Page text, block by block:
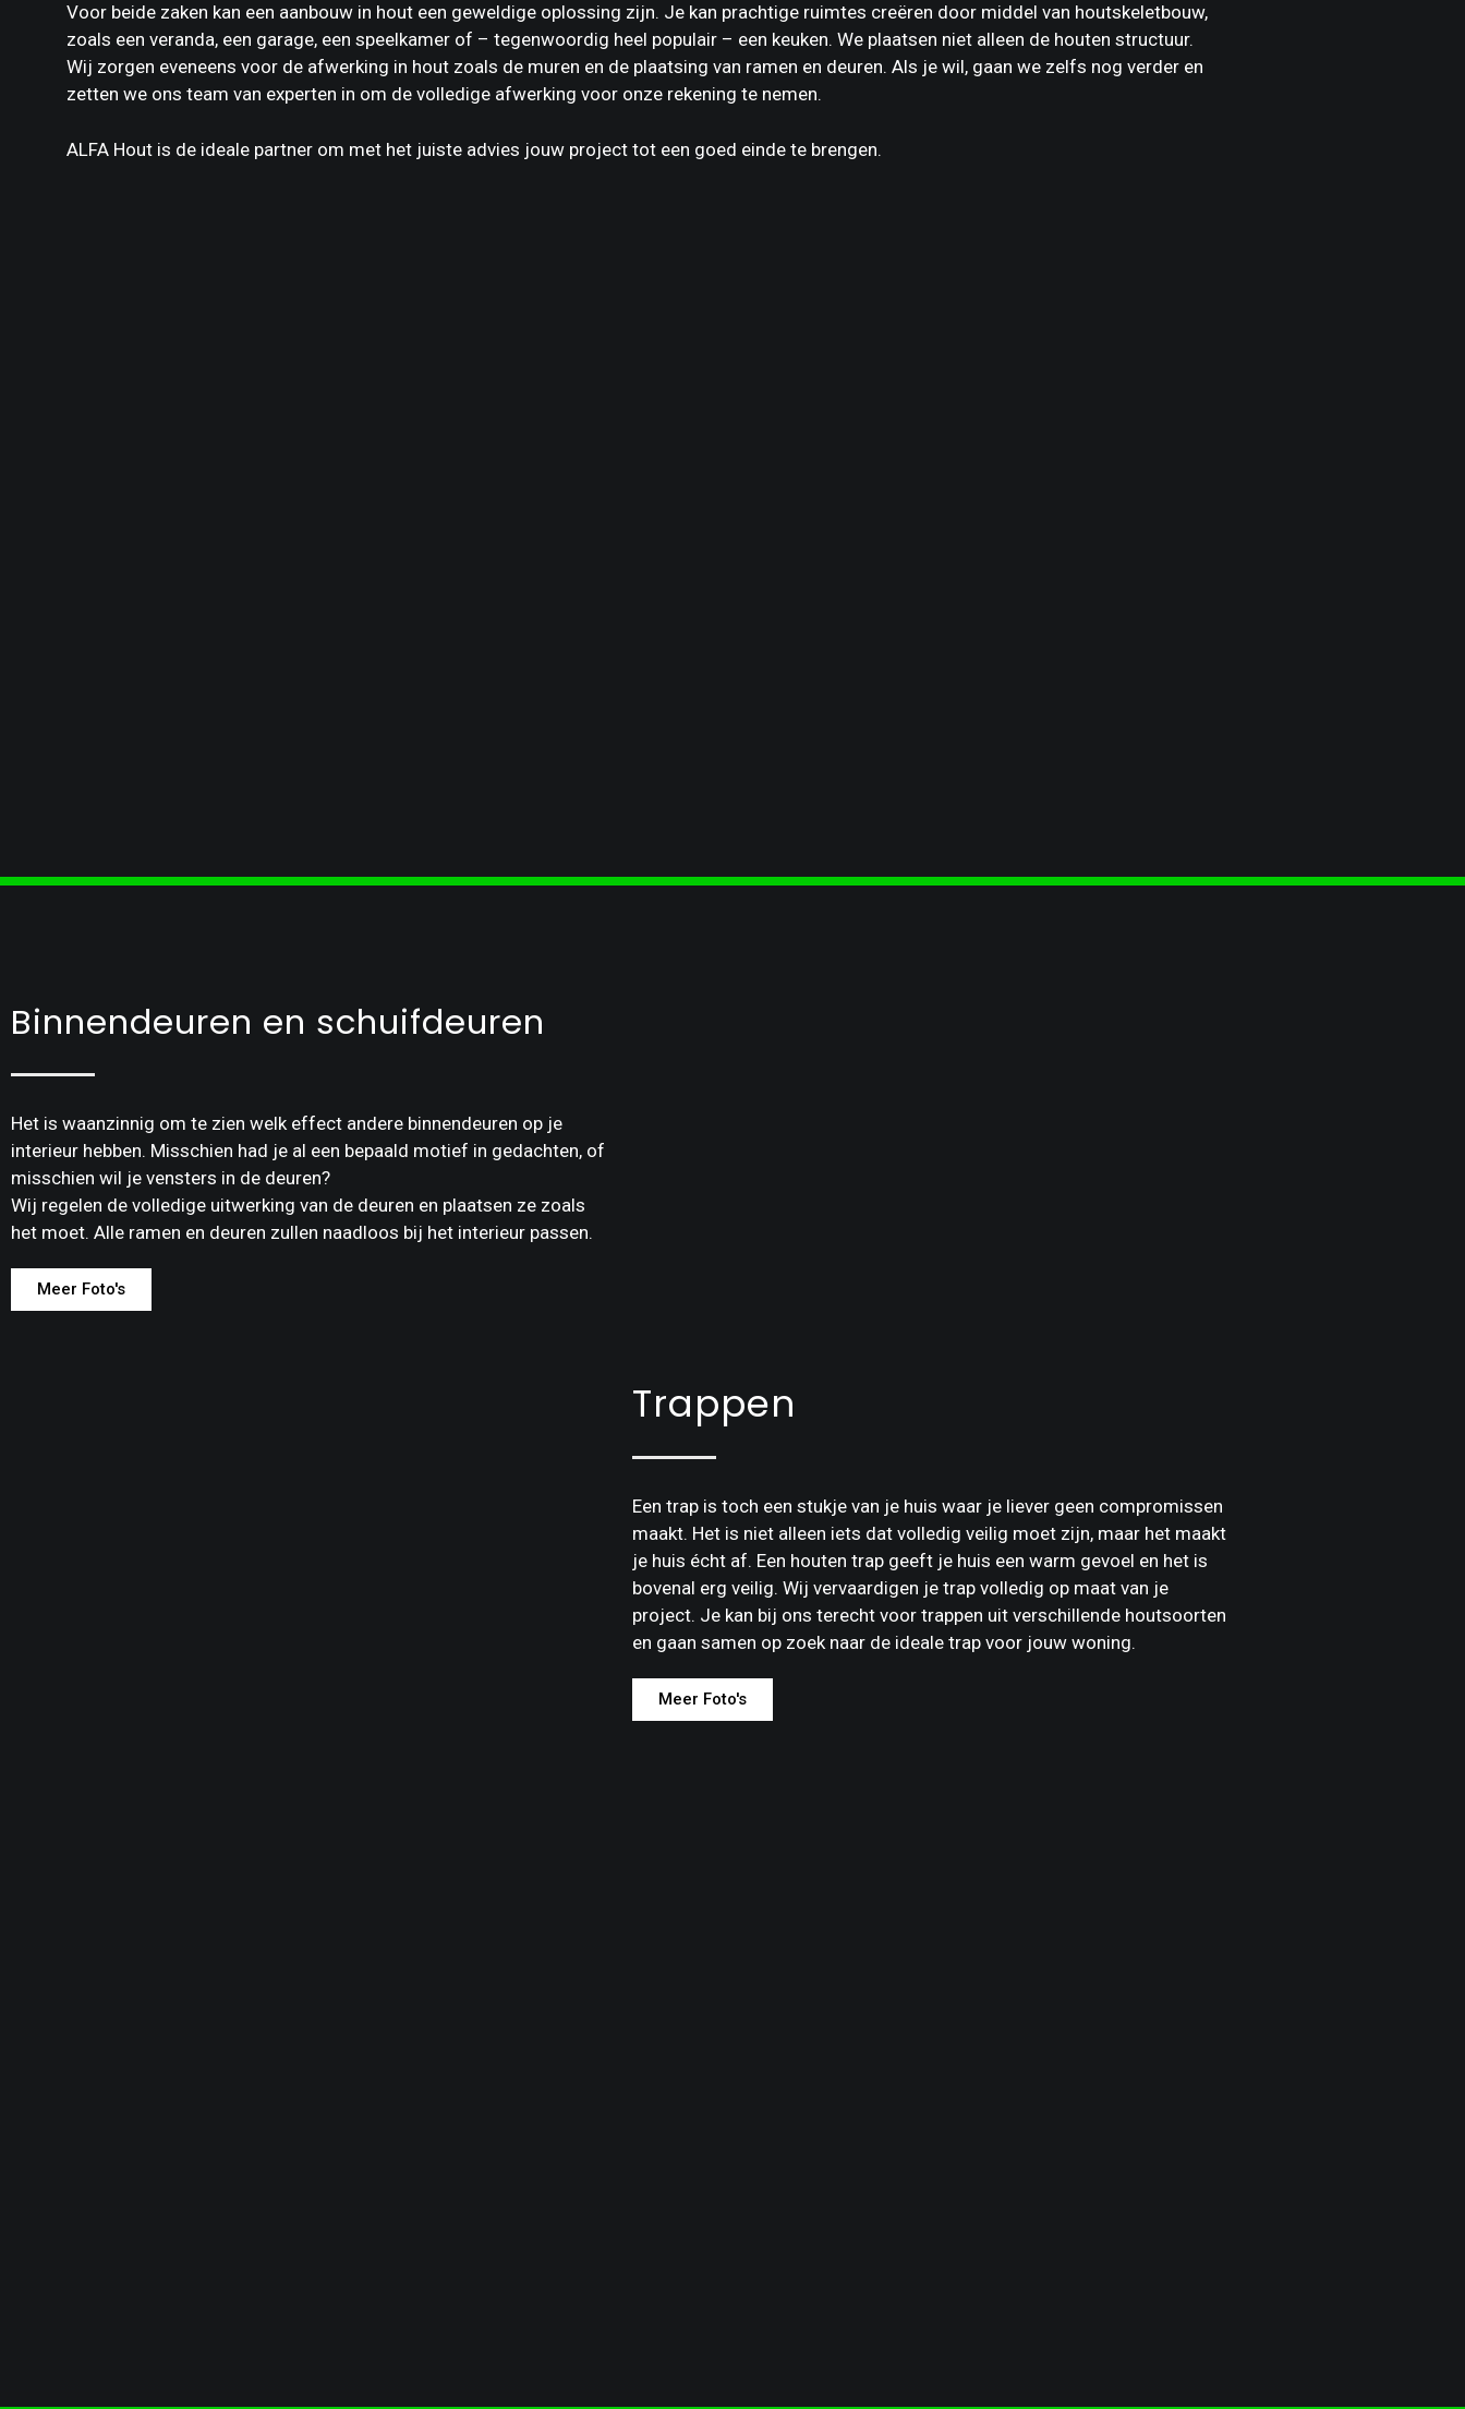
Voor beide zaken kan een aanbouw in hout een geweldige oplossing zijn. Je kan prachtige ruimtes creëren door middel van houtskeletbouw,
zoals een veranda, een garage, een speelkamer of – tegenwoordig heel populair – een keuken. We plaatsen niet alleen de houten structuur.
Wij zorgen eveneens voor de afwerking in hout zoals de muren en de plaatsing van ramen en deuren. Als je wil, gaan we zelfs nog verder en
zetten we ons team van experten in om de volledige afwerking voor onze rekening te nemen.
ALFA Hout is de ideale partner om met het juiste advies jouw project tot een goed einde te brengen.
Binnendeuren en schuifdeuren
Het is waanzinnig om te zien welk effect andere binnendeuren op je
interieur hebben. Misschien had je al een bepaald motief in gedachten, of
misschien wil je vensters in de deuren?
Wij regelen de volledige uitwerking van de deuren en plaatsen ze zoals
het moet. Alle ramen en deuren zullen naadloos bij het interieur passen.
Meer Foto's
Trappen
Een trap is toch een stukje van je huis waar je liever geen compromissen
maakt. Het is niet alleen iets dat volledig veilig moet zijn, maar het maakt
je huis écht af. Een houten trap geeft je huis een warm gevoel en het is
bovenal erg veilig. Wij vervaardigen je trap volledig op maat van je
project. Je kan bij ons terecht voor trappen uit verschillende houtsoorten
en gaan samen op zoek naar de ideale trap voor jouw woning.
Meer Foto's